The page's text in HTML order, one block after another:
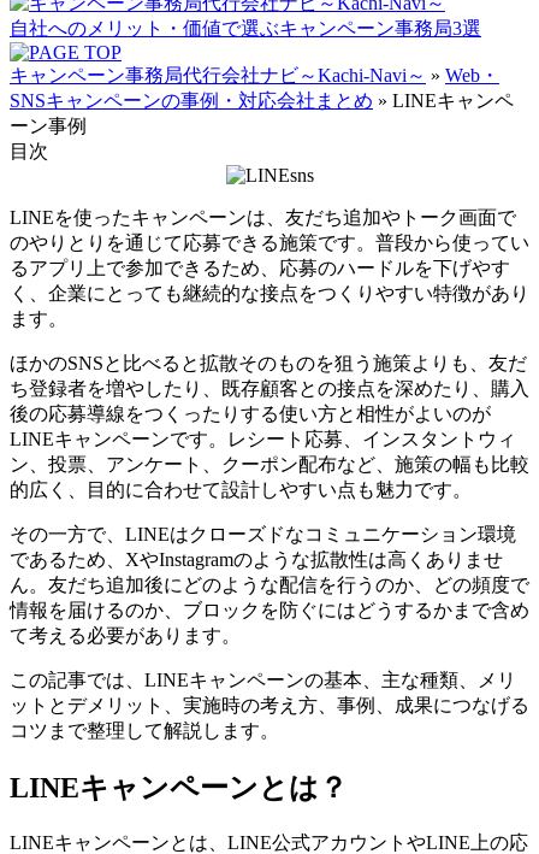
自社へのメリット・価値で選ぶキャンペーン事務局3選
キャンペーン事務局代行会社ナビ～Kachi-Navi～ » Web・
SNSキャンペーンの事例・対応会社まとめ » LINEキャンペ
ーン事例
目次
LINEを使ったキャンペーンは、友だち追加やトーク画面で
のやりとりを通じて応募できる施策です。普段から使ってい
るアプリ上で参加できるため、応募のハードルを下げやす
く、企業にとっても継続的な接点をつくりやすい特徴があり
ます。
ほかのSNSと比べると拡散そのものを狙う施策よりも、友だ
ち登録者を増やしたり、既存顧客との接点を深めたり、購入
後の応募導線をつくったりする使い方と相性がよいのが
LINEキャンペーンです。レシート応募、インスタントウィ
ン、投票、アンケート、クーポン配布など、施策の幅も比較
的広く、目的に合わせて設計しやすい点も魅力です。
その一方で、LINEはクローズドなコミュニケーション環境
であるため、XやInstagramのような拡散性は高くありませ
ん。友だち追加後にどのような配信を行うのか、どの頻度で
情報を届けるのか、ブロックを防ぐにはどうするかまで含め
て考える必要があります。
この記事では、LINEキャンペーンの基本、主な種類、メリ
ットとデメリット、実施時の考え方、事例、成果につなげる
コツまで整理して解説します。
LINEキャンペーンとは？
LINEキャンペーンとは、LINE公式アカウントやLINE上の応